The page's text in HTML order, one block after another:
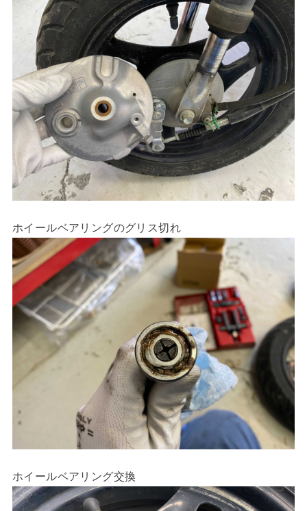
ホイールベアリングのグリス切れ
ホイールベアリング交換